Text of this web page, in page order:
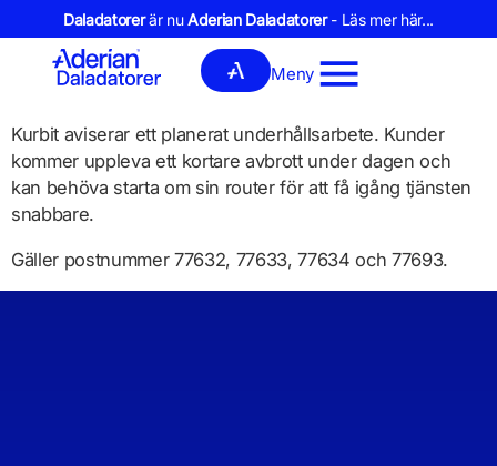
Daladatorerär nuAderian Daladatorer- Läs mer här...
Meny
Kurbit aviserar ett planerat underhållsarbete. Kunder
kommer uppleva ett kortare avbrott under dagen och
kan behöva starta om sin router för att få igång tjänsten
snabbare.
Gäller postnummer 77632, 77633, 77634 och 77693.